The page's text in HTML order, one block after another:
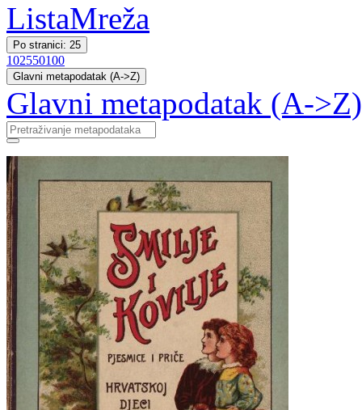
ListaMreža
Po stranici: 25
102550100
Glavni metapodatak (A->Z)
Glavni metapodatak (A->Z)